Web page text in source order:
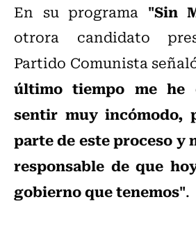
En su programa "Sin
otrora candidato
Partido Comunista
último tiempo me he
sentir muy incómodo,
parte de este proceso y
responsable de que
gobierno que tenemos".